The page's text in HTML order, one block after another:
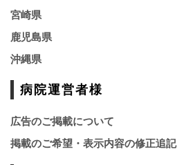
宮崎県
鹿児島県
沖縄県
病院運営者様
広告のご掲載について
掲載のご希望・表示内容の修正追記